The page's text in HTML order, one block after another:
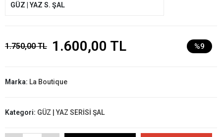
GÜZ | YAZ S. ŞAL
1.750,00 TL 1.600,00 TL %9
Marka: La Boutique
Kategori: GÜZ | YAZ SERİSİ ŞAL